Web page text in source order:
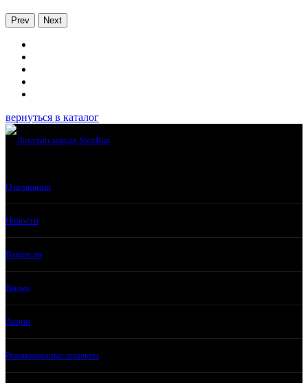
Prev Next
вернуться в каталог
О компании
Новости
Вакансии
Видео
Акции
Реализованные проекты